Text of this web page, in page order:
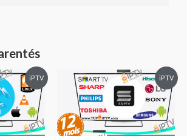
iPTV iPTV